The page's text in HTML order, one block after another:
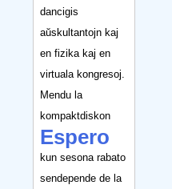
dancigis
aŭskultantojn kaj
en fizika kaj en
virtuala kongresoj.
Mendu la
kompaktdiskon
Espero
kun sesona rabato
sendepende de la